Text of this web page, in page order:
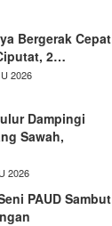
Bergerak Cepat
2…
2026
Dampingi
Sawah,
2026
PAUD Sambut